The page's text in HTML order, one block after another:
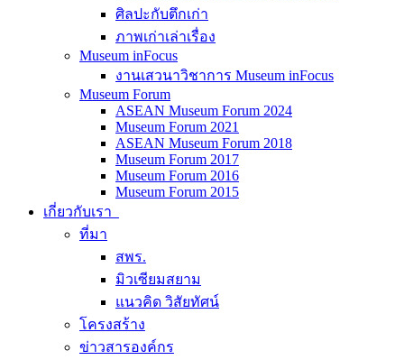
ศิลปะกับตึกเก่า
ภาพเก่าเล่าเรื่อง
Museum inFocus
งานเสวนาวิชาการ Museum inFocus
Museum Forum
ASEAN Museum Forum 2024
Museum Forum 2021
ASEAN Museum Forum 2018
Museum Forum 2017
Museum Forum 2016
Museum Forum 2015
เกี่ยวกับเรา
ที่มา
สพร.
มิวเซียมสยาม
แนวคิด วิสัยทัศน์
โครงสร้าง
ข่าวสารองค์กร